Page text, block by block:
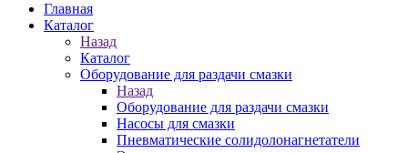
Главная
Каталог
Назад
Каталог
Оборудование для раздачи смазки
Назад
Оборудование для раздачи смазки
Насосы для смазки
Пневматические солидолонагнетатели